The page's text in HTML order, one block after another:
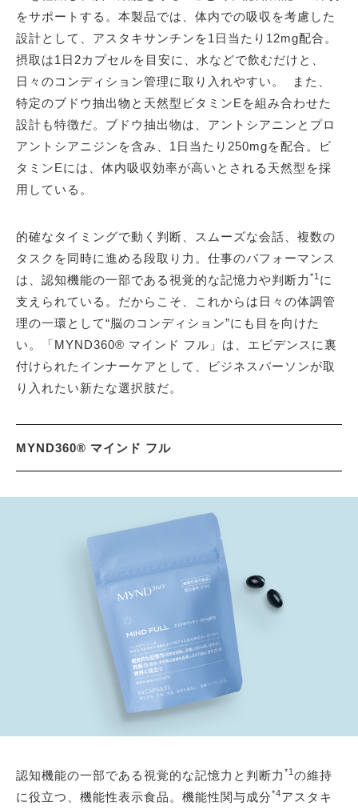
をサポートする。本製品では、体内での吸収を考慮した
設計として、アスタキサンチンを1日当たり12mg配合。
摂取は1日2カプセルを目安に、水などで飲むだけと、
日々のコンディション管理に取り入れやすい。 また、
特定のブドウ抽出物と天然型ビタミンEを組み合わせた
設計も特徴だ。ブドウ抽出物は、アントシアニンとプロ
アントシアニジンを含み、1日当たり250mgを配合。ビ
タミンEには、体内吸収効率が高いとされる天然型を採
用している。
的確なタイミングで動く判断、スムーズな会話、複数の
タスクを同時に進める段取り力。仕事のパフォーマンス
は、認知機能の一部である視覚的な記憶力や判断力 *1に
支えられている。だからこそ、これからは日々の体調管
理の一環として“脳のコンディション”にも目を向けた
い。「MYND360® マインド フル」は、エビデンスに裏
付けられたインナーケアとして、ビジネスパーソンが取
り入れたい新たな選択肢だ。
MYND360® マインド フル
認知機能の一部である視覚的な記憶力と判断力 *1 の維持
に役立つ、機能性表示食品。機能性関与成分*4アスタキ